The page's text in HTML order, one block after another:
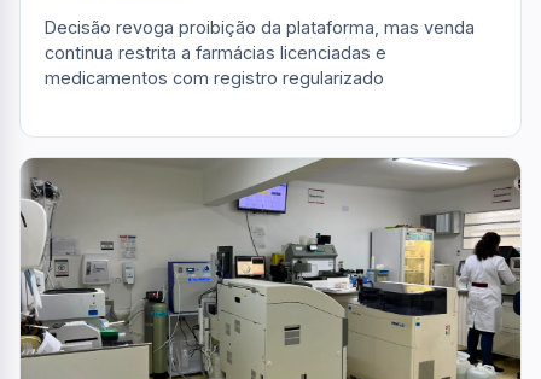
Decisão revoga proibição da plataforma, mas venda
continua restrita a farmácias licenciadas e
medicamentos com registro regularizado